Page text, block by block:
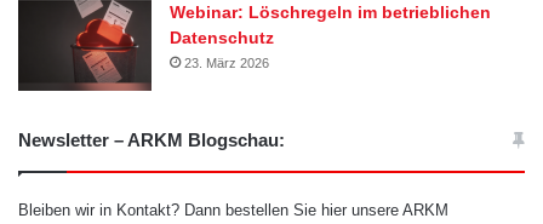
Webinar: Löschregeln im betrieblichen
Datenschutz
23. März 2026
Newsletter – ARKM Blogschau:
Bleiben wir in Kontakt? Dann bestellen Sie hier unsere ARKM